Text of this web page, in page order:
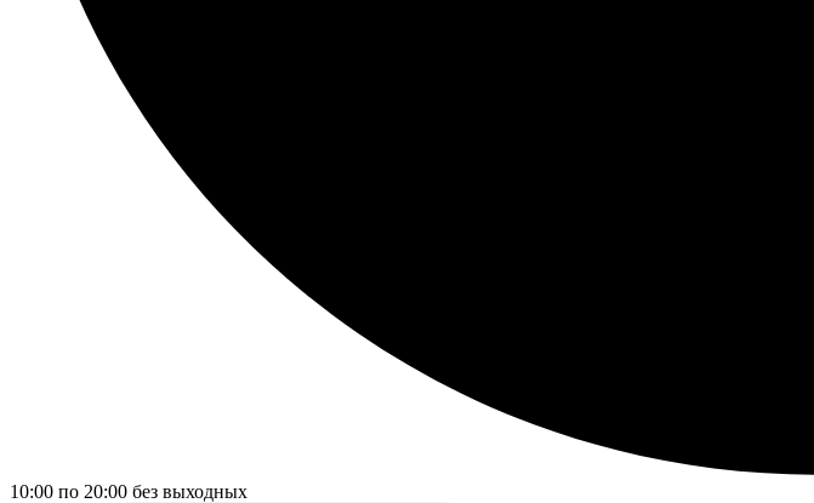
10:00 по 20:00 без выходных